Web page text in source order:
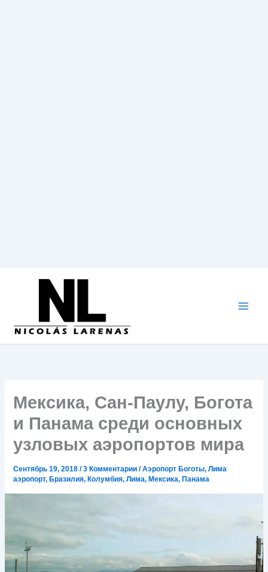
содержимому
Мексика, Сан-Паулу, Богота
и Панама среди основных
узловых аэропортов мира
Сентябрь 19, 2018/3 Комментарии /Аэропорт Боготы,Лима
аэропорт, Бразилия, Колумбия,Лима, Мексика, Панама